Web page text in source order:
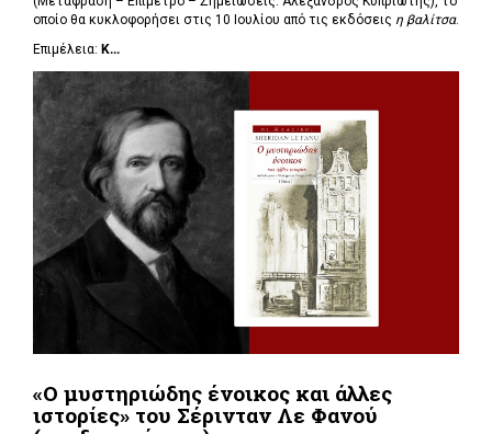
οποίο θα κυκλοφορήσει στις 10 Ιουλίου από τις εκδόσεις η βαλίτσα.
Επιμέλεια: Κ...
«Ο μυστηριώδης ένοικος και άλλες
ιστορίες» του Σέρινταν Λε Φανού